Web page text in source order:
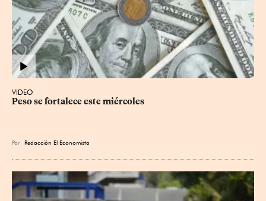
VIDEO
Peso se fortalece este miércoles
Por Redacción El Economista